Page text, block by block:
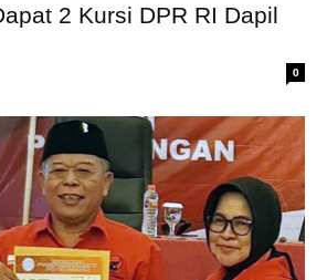
2 Kursi DPR RI Dapil
0